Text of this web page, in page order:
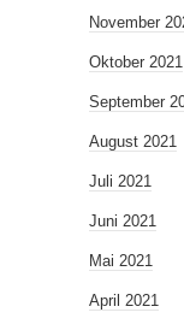
November
Oktober 2021
September
August 2021
Juli 2021
Juni 2021
Mai 2021
April 2021